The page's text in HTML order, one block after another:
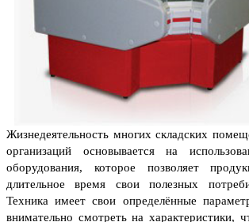
Жизнедеятельность многих складских
организаций основывается на
оборудования, которое позволяет
длительное время свои полезных
Техника имеет свои определённые
внимательно смотреть на характеристики,